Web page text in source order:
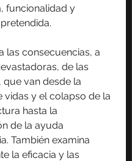
funcionalidad y
las consecuencias, a
de las
que van desde la
vidas y el colapso de la
hasta la
de la ayuda
También examina
la eficacia y las